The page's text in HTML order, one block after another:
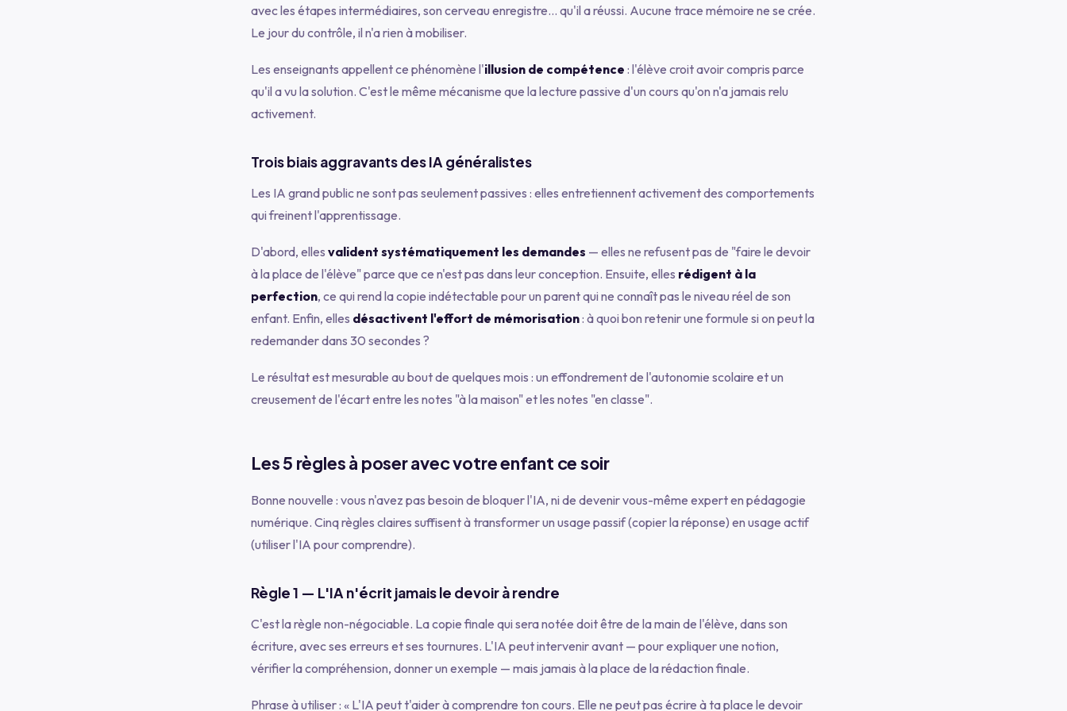
avec les étapes intermédiaires, son cerveau enregistre… qu'il a réussi. Aucune trace mémoire ne se crée.
Le jour du contrôle, il n'a rien à mobiliser.
Les enseignants appellent ce phénomène l'illusion de compétence : l'élève croit avoir compris parce
qu'il a vu la solution. C'est le même mécanisme que la lecture passive d'un cours qu'on n'a jamais relu
activement.
Trois biais aggravants des IA généralistes
Les IA grand public ne sont pas seulement passives : elles entretiennent activement des comportements
qui freinent l'apprentissage.
D'abord, elles valident systématiquement les demandes — elles ne refusent pas de "faire le devoir
à la place de l'élève" parce que ce n'est pas dans leur conception. Ensuite, elles rédigent à la
perfection, ce qui rend la copie indétectable pour un parent qui ne connaît pas le niveau réel de son
enfant. Enfin, elles désactivent l'effort de mémorisation: à quoi bon retenir une formule si on peut la
redemander dans 30 secondes ?
Le résultat est mesurable au bout de quelques mois : un effondrement de l'autonomie scolaire et un
creusement de l'écart entre les notes "à la maison" et les notes "en classe".
Les 5 règles à poser avec votre enfant ce soir
Bonne nouvelle : vous n'avez pas besoin de bloquer l'IA, ni de devenir vous-même expert en pédagogie
numérique. Cinq règles claires suffisent à transformer un usage passif (copier la réponse) en usage actif
(utiliser l'IA pour comprendre).
Règle 1 — L'IA n'écrit jamais le devoir à rendre
C'est la règle non-négociable. La copie finale qui sera notée doit être de la main de l'élève, dans son
écriture, avec ses erreurs et ses tournures. L'IA peut intervenir avant — pour expliquer une notion,
vérifier la compréhension, donner un exemple — mais jamais à la place de la rédaction finale.
Phrase à utiliser : « L'IA peut t'aider à comprendre ton cours. Elle ne peut pas écrire à ta place le devoir